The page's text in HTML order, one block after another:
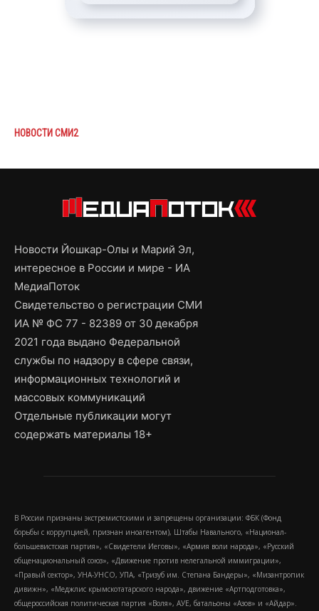
НОВОСТИ СМИ2
Новости Йошкар-Олы и Марий Эл,
интересное в России и мире - ИА
МедиаПоток
Свидетельство о регистрации СМИ
ИА № ФС 77 - 82389 от 30 декабря
2021 года выдано Федеральной
службы по надзору в сфере связи,
информационных технологий и
массовых коммуникаций
Отдельные публикации могут
содержать материалы 18+
В России признаны экстремистскими и запрещены организации: ФБК (Фонд
борьбы с коррупцией, признан иноагентом), Штабы Навального, «Национал-
большевистская партия», «Свидетели Иеговы», «Армия воли народа», «Русский
общенациональный союз», «Движение против нелегальной иммиграции»,
«Правый сектор», УНА-УНСО, УПА, «Тризуб им. Степана Бандеры», «Мизантропик
дивижн», «Меджлис крымскотатарского народа», движение «Артподготовка»,
общероссийская политическая партия «Воля», АУЕ, батальоны «Азов» и «Айдар».